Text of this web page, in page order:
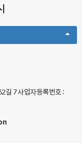
길 7사업자등록번호 :